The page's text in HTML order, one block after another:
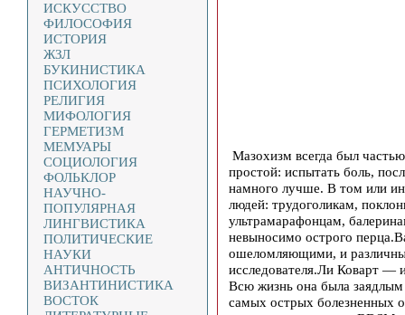
ИСКУССТВО
ФИЛОСОФИЯ
ИСТОРИЯ
ЖЗЛ
БУКИНИСТИКА
ПСИХОЛОГИЯ
РЕЛИГИЯ
МИФОЛОГИЯ
ГЕРМЕТИЗМ
МЕМУАРЫ
СОЦИОЛОГИЯ
ФОЛЬКЛОР
НАУЧНО-
ПОПУЛЯРНАЯ
ЛИНГВИСТИКА
ПОЛИТИЧЕСКИЕ
НАУКИ
АНТИЧНОСТЬ
ВИЗАНТИНИСТИКА
ВОСТОК
Мазохизм всегда был
простой: испытать боль,
намного лучше. В том или
людей: трудоголикам,
ультрамарафонцам,
невыносимо острого
ошеломляющими, и
исследователя.Ли Коварт —
Всю жизнь она была
самых острых болезненных